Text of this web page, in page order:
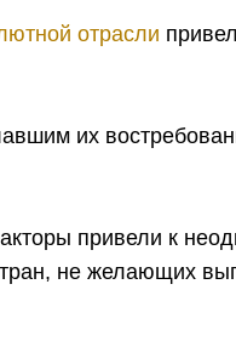
отрасли
их
привели к
не желающих